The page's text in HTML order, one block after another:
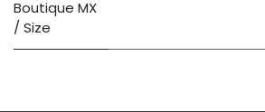
Boutique MX
/ Size